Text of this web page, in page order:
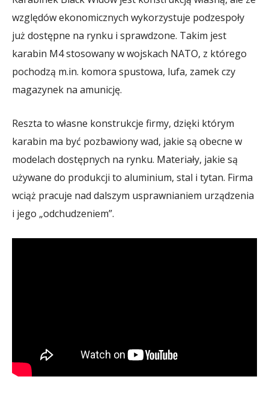
względów ekonomicznych wykorzystuje podzespoły
już dostępne na rynku i sprawdzone. Takim jest
karabin M4 stosowany w wojskach NATO, z którego
pochodzą m.in. komora spustowa, lufa, zamek czy
magazynek na amunicję.
Reszta to własne konstrukcje firmy, dzięki którym
karabin ma być pozbawiony wad, jakie są obecne w
modelach dostępnych na rynku. Materiały, jakie są
używane do produkcji to aluminium, stal i tytan. Firma
wciąż pracuje nad dalszym usprawnianiem urządzenia
i jego „odchudzeniem”.